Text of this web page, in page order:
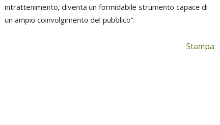
intrattenimento, diventa un formidabile strumento capace di
un ampio coinvolgimento del pubblico”.
Stampa